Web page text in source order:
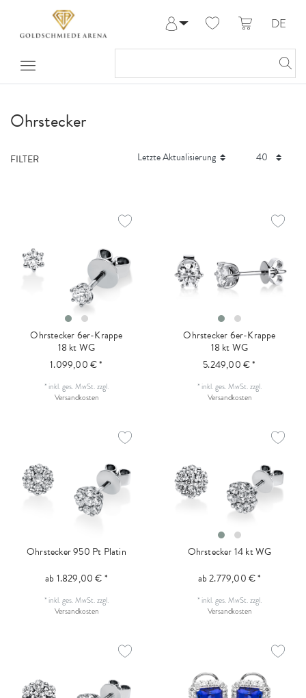
Meine Bestellungen
DE
Ohrstecker
FILTER
Ohrstecker 6er-Krappe
18 kt WG
1.099,00 € *
* inkl. ges. MwSt.zzgl.
Versandkosten
Ohrstecker 6er-Krappe
18 kt WG
5.249,00 € *
* inkl. ges. MwSt.zzgl.
Versandkosten
Ohrstecker 950 Pt Platin
ab 1.829,00 € *
* inkl. ges. MwSt.zzgl.
Versandkosten
Ohrstecker 14 kt WG
ab 2.779,00 € *
* inkl. ges. MwSt.zzgl.
Versandkosten